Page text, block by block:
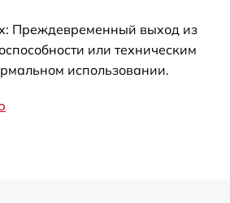
Преждевременный выход из
или техническим
использовании.